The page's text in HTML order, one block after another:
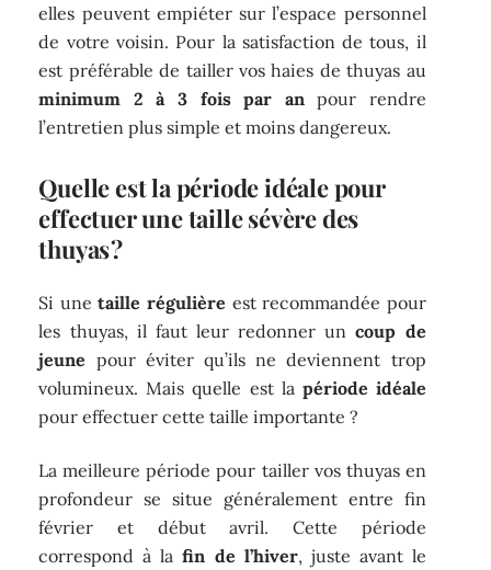
elles peuvent empiéter sur l’espace personnel
de votre voisin. Pour la satisfaction de tous, il
est préférable de tailler vos haies de thuyas au
minimum 2 à 3 fois par anpour rendre
l’entretien plus simple et moins dangereux.
Quelle est la période idéale pour
effectuer une taille sévère des
thuyas ?
Si unetaille régulière est recommandée pour
les thuyas, il faut leur redonner uncoup de
jeune pour éviter qu’ils ne deviennent trop
volumineux. Mais quelle est la période idéale
pour effectuer cette taille importante ?
La meilleure période pour tailler vos thuyas en
profondeur se situe généralement entre fin
février et début avril. Cette période
correspond à lafin de l’hiver, juste avant le